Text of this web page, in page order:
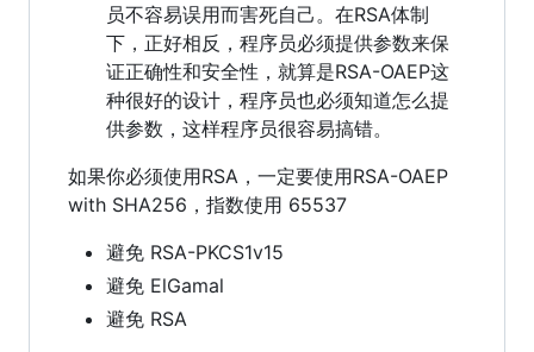
员不容易误用而害死自己。在RSA体制
下，正好相反，程序员必须提供参数来保
证正确性和安全性，就算是RSA-OAEP这
种很好的设计，程序员也必须知道怎么提
供参数，这样程序员很容易搞错。
如果你必须使用RSA，一定要使用RSA-OAEP
with SHA256，指数使用 65537
避免 RSA-PKCS1v15
避免 ElGamal
避免 RSA